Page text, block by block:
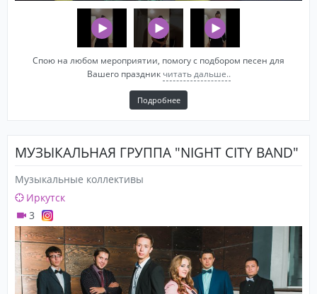
Спою на любом мероприятии, помогу с подбором песен для
Вашего праздник читать дальше..
Подробнее
МУЗЫКАЛЬНАЯ ГРУППА "NIGHT CITY BAND"
Музыкальные коллективы
Иркутск
3